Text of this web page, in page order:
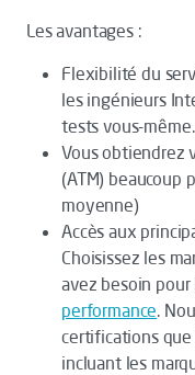
Les avantages :
Flexibilité du
les ingénieurs
tests vous-même.
Vous obtiendrez
(ATM) beaucoup
moyenne)
Accès aux
Choisissez les
avez besoin
performance.
certifications
incluant les